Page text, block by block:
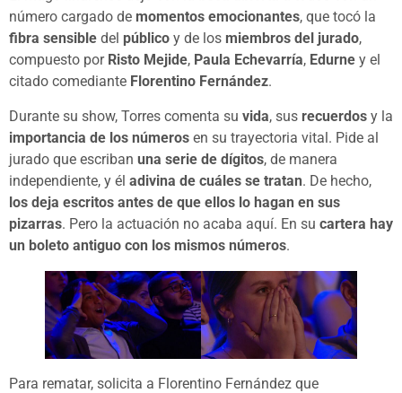
número cargado de momentos emocionantes, que tocó la
fibra sensible del público y de los miembros del jurado,
compuesto por Risto Mejide, Paula Echevarría, Edurne y el
citado comediante Florentino Fernández.
Durante su show, Torres comenta su vida, sus recuerdos y la
importancia de los números en su trayectoria vital. Pide al
jurado que escriban una serie de dígitos, de manera
independiente, y él adivina de cuáles se tratan. De hecho,
los deja escritos antes de que ellos lo hagan en sus
pizarras. Pero la actuación no acaba aquí. En su cartera hay
un boleto antiguo con los mismos números.
Para rematar, solicita a Florentino Fernández que